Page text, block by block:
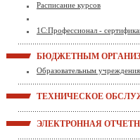
Расписание курсов
1С:Профессионал -
БЮДЖЕТНЫМ
Образовательным
ТЕХНИЧЕСКОЕ
ЭЛЕКТРОННАЯ